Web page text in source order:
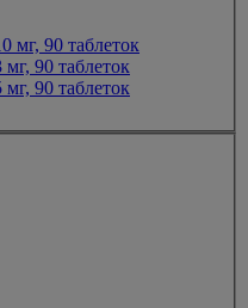
мг, 90 таблеток
90 таблеток
90 таблеток